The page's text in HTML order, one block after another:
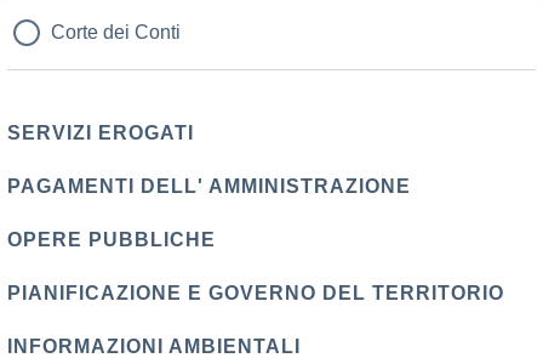
Corte dei Conti
SERVIZI EROGATI
PAGAMENTI DELL' AMMINISTRAZIONE
OPERE PUBBLICHE
PIANIFICAZIONE E GOVERNO DEL TERRITORIO
INFORMAZIONI AMBIENTALI